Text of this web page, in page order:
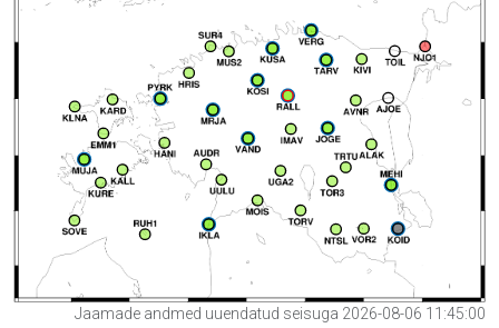
Jaamade andmed uuendatud seisuga 2026-08-06 11:45:00